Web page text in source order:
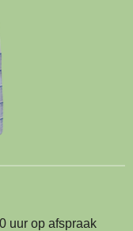
uur op afspraak